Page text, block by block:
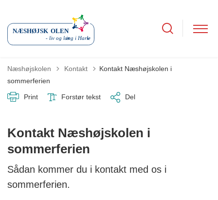
Næshøjskolen Tilbage til
Kontakt
Kontakt Næshøjskolen i
sommerferien
Print Forstør tekst Del
Kontakt Næshøjskolen i
sommerferien
Sådan kommer du i kontakt med os i
sommerferien.